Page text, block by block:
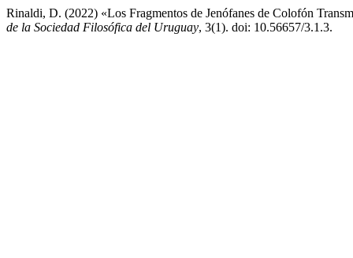
Rinaldi, D. (2022) «Los Fragmentos de Jenófanes de Colofón
de la Sociedad Filosófica del Uruguay, 3(1). doi: 10.56657/3.1.3.